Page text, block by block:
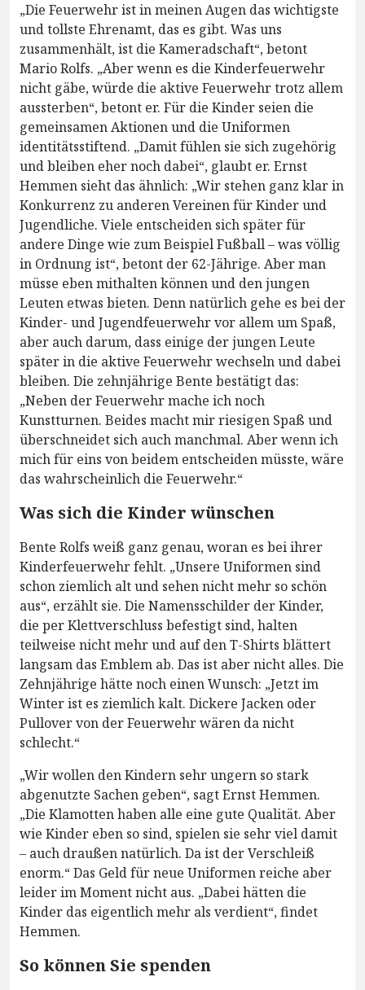
„Die Feuerwehr ist in meinen Augen das wichtigste
und tollste Ehrenamt, das es gibt. Was uns
zusammenhält, ist die Kameradschaft“, betont
Mario Rolfs. „Aber wenn es die Kinderfeuerwehr
nicht gäbe, würde die aktive Feuerwehr trotz allem
aussterben“, betont er. Für die Kinder seien die
gemeinsamen Aktionen und die Uniformen
identitätsstiftend. „Damit fühlen sie sich zugehörig
und bleiben eher noch dabei“, glaubt er. Ernst
Hemmen sieht das ähnlich: „Wir stehen ganz klar in
Konkurrenz zu anderen Vereinen für Kinder und
Jugendliche. Viele entscheiden sich später für
andere Dinge wie zum Beispiel Fußball – was völlig
in Ordnung ist“, betont der 62-Jährige. Aber man
müsse eben mithalten können und den jungen
Leuten etwas bieten. Denn natürlich gehe es bei der
Kinder- und Jugendfeuerwehr vor allem um Spaß,
aber auch darum, dass einige der jungen Leute
später in die aktive Feuerwehr wechseln und dabei
bleiben. Die zehnjährige Bente bestätigt das:
„Neben der Feuerwehr mache ich noch
Kunstturnen. Beides macht mir riesigen Spaß und
überschneidet sich auch manchmal. Aber wenn ich
mich für eins von beidem entscheiden müsste, wäre
das wahrscheinlich die Feuerwehr.“
Was sich die Kinder wünschen
Bente Rolfs weiß ganz genau, woran es bei ihrer
Kinderfeuerwehr fehlt. „Unsere Uniformen sind
schon ziemlich alt und sehen nicht mehr so schön
aus“, erzählt sie. Die Namensschilder der Kinder,
die per Klettverschluss befestigt sind, halten
teilweise nicht mehr und auf den T-Shirts blättert
langsam das Emblem ab. Das ist aber nicht alles. Die
Zehnjährige hätte noch einen Wunsch: „Jetzt im
Winter ist es ziemlich kalt. Dickere Jacken oder
Pullover von der Feuerwehr wären da nicht
schlecht.“
„Wir wollen den Kindern sehr ungern so stark
abgenutzte Sachen geben“, sagt Ernst Hemmen.
„Die Klamotten haben alle eine gute Qualität. Aber
wie Kinder eben so sind, spielen sie sehr viel damit
– auch draußen natürlich. Da ist der Verschleiß
enorm.“ Das Geld für neue Uniformen reiche aber
leider im Moment nicht aus. „Dabei hätten die
Kinder das eigentlich mehr als verdient“, findet
Hemmen.
So können Sie spenden